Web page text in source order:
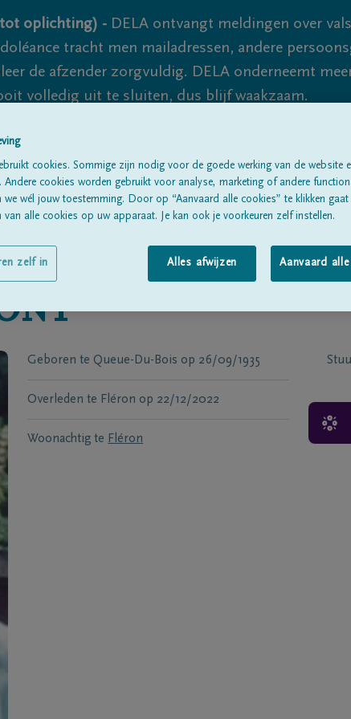
oplichting) - DELA ontvangt meldingen over
tracht men mailadressen, andere
de afzender zorgvuldig. DELA onderneemt
volledig uit te sluiten, dus blijf waakzaam.
Alle rouwberichtenOver ons
Geboren te Queue-Du-Bois op 26/09/1935
Overleden te Fléron op 22/12/2022
Woonachtig te Fléron
cookies. Sommige zijn nodig voor de goede werking van de website
Andere cookies worden gebruikt voor analyse, marketing of andere
we wél jouw toestemming. Door op “Aanvaard alle cookies” te klikken
alle cookies op uw apparaat. Je kan ook je voorkeuren zelf instellen.
Alles afwijzen Aanvaard
zelf in